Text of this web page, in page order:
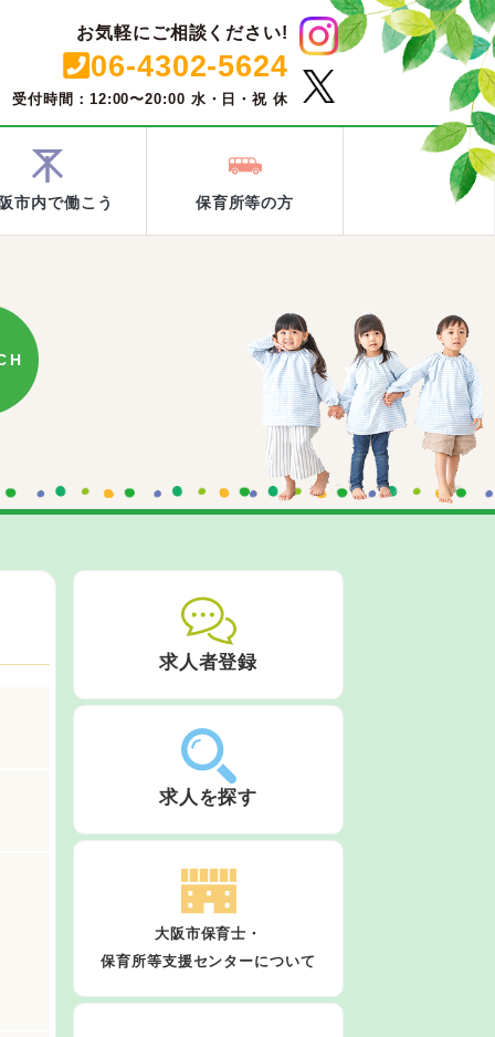
お気軽にご相談ください!
06-4302-5624
受付時間：12:00〜20:00 水・日・祝 休
市内で働こう 保育所等の方
求人者登録
求人を探す
大阪市保育士・
保育所等支援センターについて